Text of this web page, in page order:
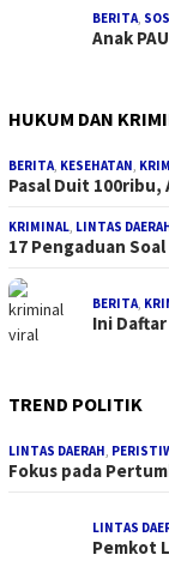
BERITA,
Anak
HUKUM DAN
BERITA, KESEHATAN,
Pasal Duit
KRIMINAL, LINTAS
17 Pengaduan
BERITA,
Ini
TREND POLITIK
LINTAS DAERAH,
Fokus pada
LINTAS
Pemkot